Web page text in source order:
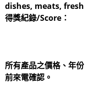
dishes, meats,
得獎紀錄/Score：
所有產品之價格、年
前來電確認。